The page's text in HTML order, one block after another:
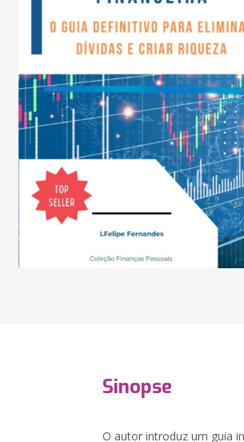
Sinopse
O autor introduz um guia